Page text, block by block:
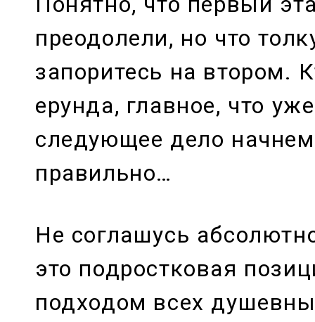
преодолели, но что
запоритесь на втором.
ерунда, главное, что
следующее дело
правильно…
Не соглашусь
это подростковая
подходом всех